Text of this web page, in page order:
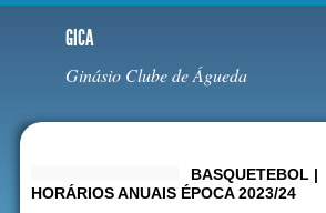
GICA
Ginásio Clube de Águeda
BASQUETEBOL |
HORÁRIOS ANUAIS ÉPOCA 2023/24